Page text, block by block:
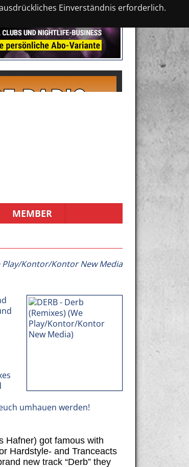
Einverständnis erforderlich.
MEMBER
Play/Kontor/Kontor New Media
umhauen werden!
Hafner) got famous with
Hardstyle- and Tranceacts
new track “Derb” they